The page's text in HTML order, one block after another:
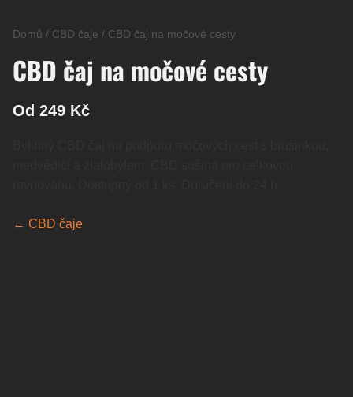
Domů / CBD čaje / CBD čaj na močové cesty
CBD čaj na močové cesty
Od 249 Kč
← CBD čaje